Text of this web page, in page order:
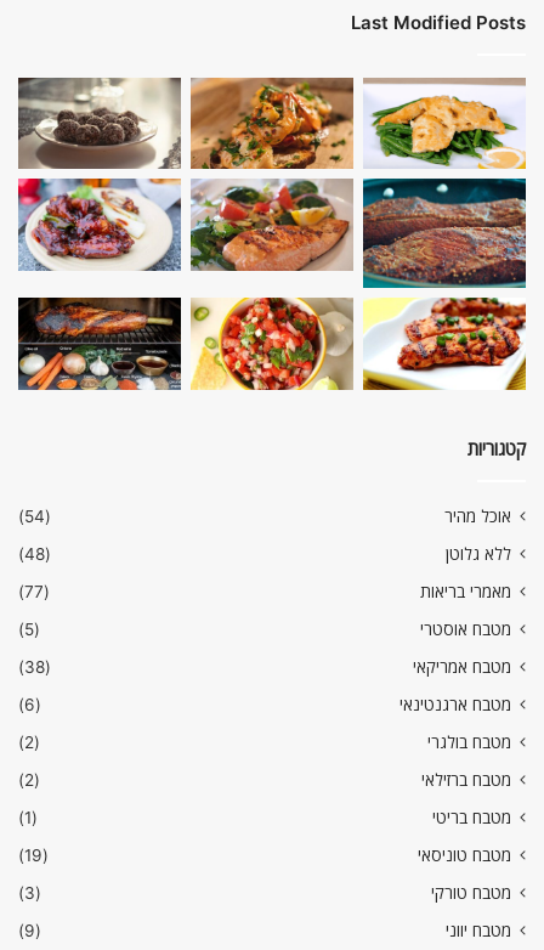
Last Modified Posts
קטגוריות
אוכל מהיר
(54)
ללא גלוטן
(48)
מאמרי בריאות
(77)
מטבח אוסטרי
(5)
מטבח אמריקאי
(38)
מטבח ארגנטינאי
(6)
מטבח בולגרי
(2)
מטבח ברזילאי
(2)
מטבח בריטי
(1)
מטבח טוניסאי
(19)
מטבח טורקי
(3)
מטבח יווני
(9)